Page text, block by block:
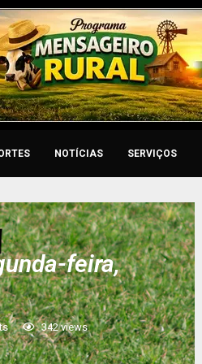
NOTÍCIAS SERVIÇOS
feira,
342views